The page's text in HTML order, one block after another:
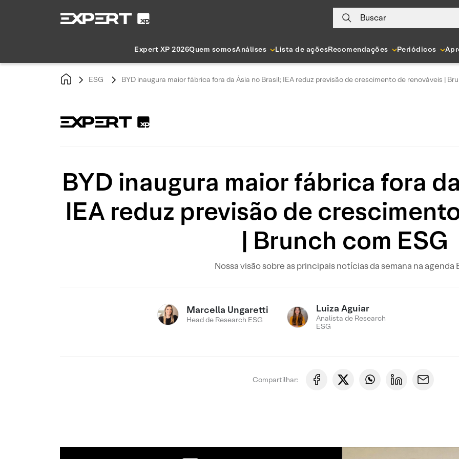
Buscar
Expert XP 2026Quem somosAnálises Lista de açõesRecomendações Periódicos
ESG BYD inaugura maior fábrica fora da Ásia no Brasil; IEA reduz previsão de crescimento de renováveis |
BYD inaugura maior fábrica fora
IEA reduz previsão de
| Brunch com ESG
Nossa visão sobre as principais notícias da semana na agenda
Marcella Ungaretti
Head de Research ESG
Luiza Aguiar
Analista de Research
ESG
Compartilhar: